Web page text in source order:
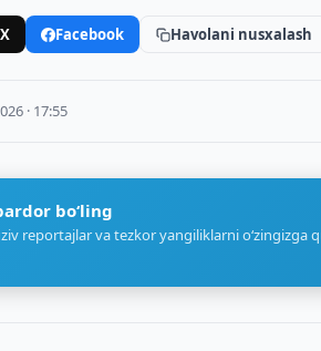
Facebook Havolani nusxalash
· 17:55
bo‘ling
reportajlar va tezkor yangiliklarni o‘zingizga